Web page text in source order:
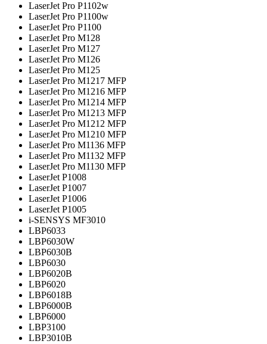
LaserJet Pro P1102w
LaserJet Pro P1100w
LaserJet Pro P1100
LaserJet Pro M128
LaserJet Pro M127
LaserJet Pro M126
LaserJet Pro M125
LaserJet Pro M1217 MFP
LaserJet Pro M1216 MFP
LaserJet Pro M1214 MFP
LaserJet Pro M1213 MFP
LaserJet Pro M1212 MFP
LaserJet Pro M1210 MFP
LaserJet Pro M1136 MFP
LaserJet Pro M1132 MFP
LaserJet Pro M1130 MFP
LaserJet P1008
LaserJet P1007
LaserJet P1006
LaserJet P1005
i-SENSYS MF3010
LBP6033
LBP6030W
LBP6030B
LBP6030
LBP6020B
LBP6020
LBP6018B
LBP6000B
LBP6000
LBP3100
LBP3010B